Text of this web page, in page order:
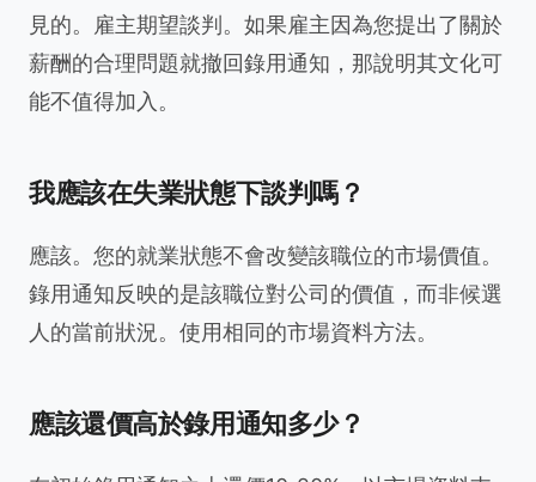
見的。雇主期望談判。如果雇主因為您提出了關於
薪酬的合理問題就撤回錄用通知，那說明其文化可
能不值得加入。
我應該在失業狀態下談判嗎？
應該。您的就業狀態不會改變該職位的市場價值。
錄用通知反映的是該職位對公司的價值，而非候選
人的當前狀況。使用相同的市場資料方法。
應該還價高於錄用通知多少？